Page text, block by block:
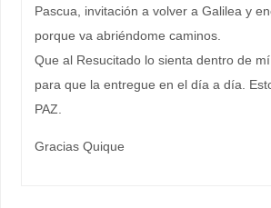
Pascua, invitación a volver a Galilea y
porque va abriéndome caminos.
Que al Resucitado lo sienta dentro de
para que la entregue en el día a día.
PAZ.
Gracias Quique